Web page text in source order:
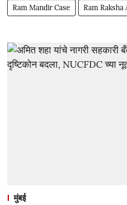
Ram Mandir Case Ram Raksha
मुंबई